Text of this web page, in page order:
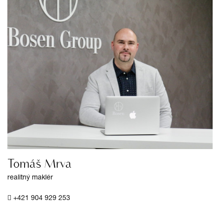
Tomáš Mrva
realitný maklér
+421 904 929 253